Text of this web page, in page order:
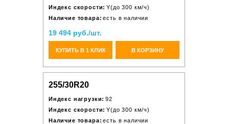
Индекс скорости: Y(до 300 км/ч)
Наличие товара: есть в наличии
19 494 руб./шт.
КУПИТЬ В 1 КЛИК В КОРЗИНУ
255/30R20
Индекс нагрузки: 92
Индекс скорости: Y(до 300 км/ч)
Наличие товара: есть в наличии